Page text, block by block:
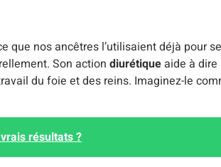
que nos ancêtres l’utilisaient déjà pour
Son action diurétique aide à
du foie et des reins. Imaginez-le
résultats ?